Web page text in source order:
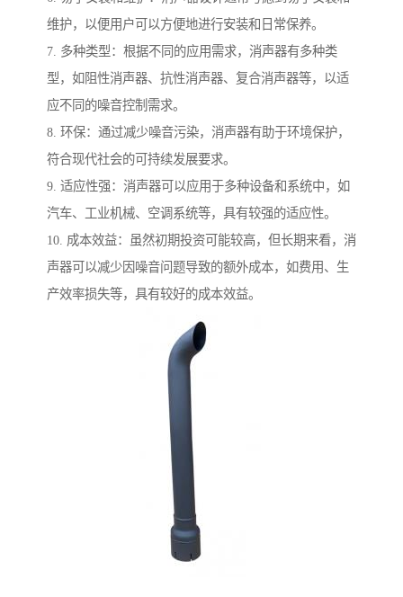
维护，以便用户可以方便地进行安装和日常保养。
7. 多种类型：根据不同的应用需求，消声器有多种类
型，如阻性消声器、抗性消声器、复合消声器等，以适
应不同的噪音控制需求。
8. 环保：通过减少噪音污染，消声器有助于环境保护，
符合现代社会的可持续发展要求。
9. 适应性强：消声器可以应用于多种设备和系统中，如
汽车、工业机械、空调系统等，具有较强的适应性。
10. 成本效益：虽然初期投资可能较高，但长期来看，消
声器可以减少因噪音问题导致的额外成本，如费用、生
产效率损失等，具有较好的成本效益。